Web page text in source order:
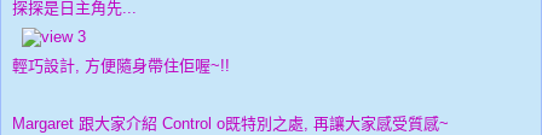
探探是日主角先...
輕巧設計, 方便隨身帶住佢喔~!!
Margaret 跟大家介紹 Control o既特別之處, 再讓大家感受質感~